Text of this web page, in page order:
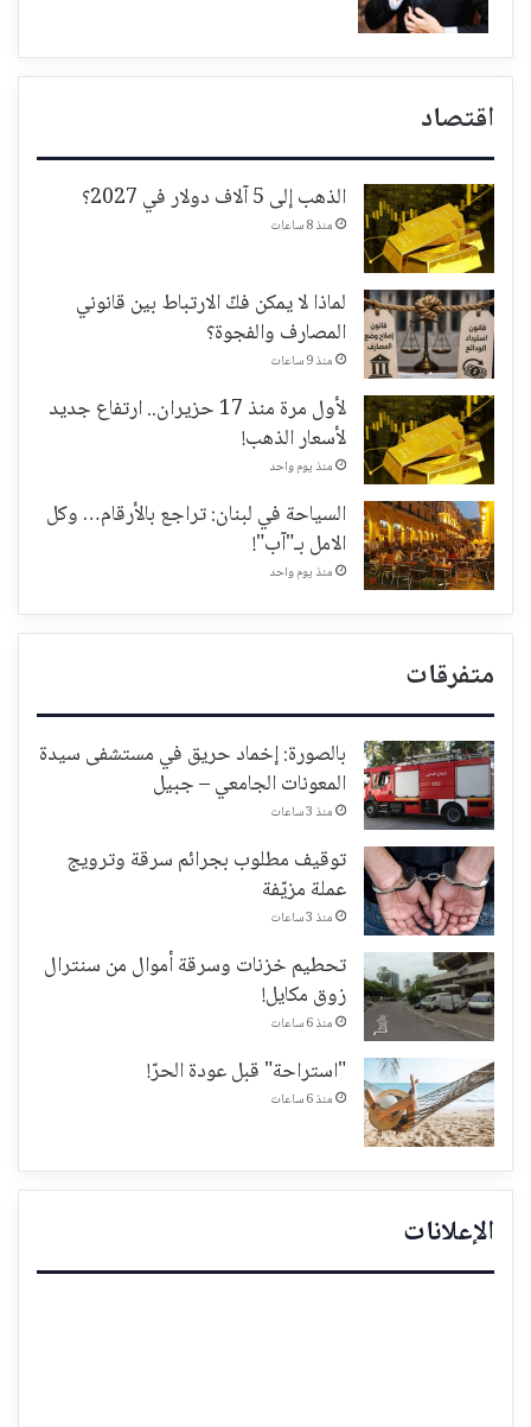
اقتصاد
الذهب إلى 5 آلاف دولار في 2027؟
منذ 8 ساعات
لماذا لا يمكن فكّ الارتباط بين قانوني
المصارف والفجوة؟
منذ 9 ساعات
لأول مرة منذ 17 حزيران.. ارتفاع جديد
لأسعار الذهب!
منذ يوم واحد
السياحة في لبنان: تراجع بالأرقام… وكل
الامل بـ"آب"!
منذ يوم واحد
متفرقات
بالصورة: إخماد حريق في مستشفى سيدة
المعونات الجامعي – جبيل
منذ 3 ساعات
توقيف مطلوب بجرائم سرقة وترويج
عملة مزيّفة
منذ 3 ساعات
تحطيم خزنات وسرقة أموال من سنترال
زوق مكايل!
منذ 6 ساعات
"استراحة" قبل عودة الحرّ!
منذ 6 ساعات
الإعلانات